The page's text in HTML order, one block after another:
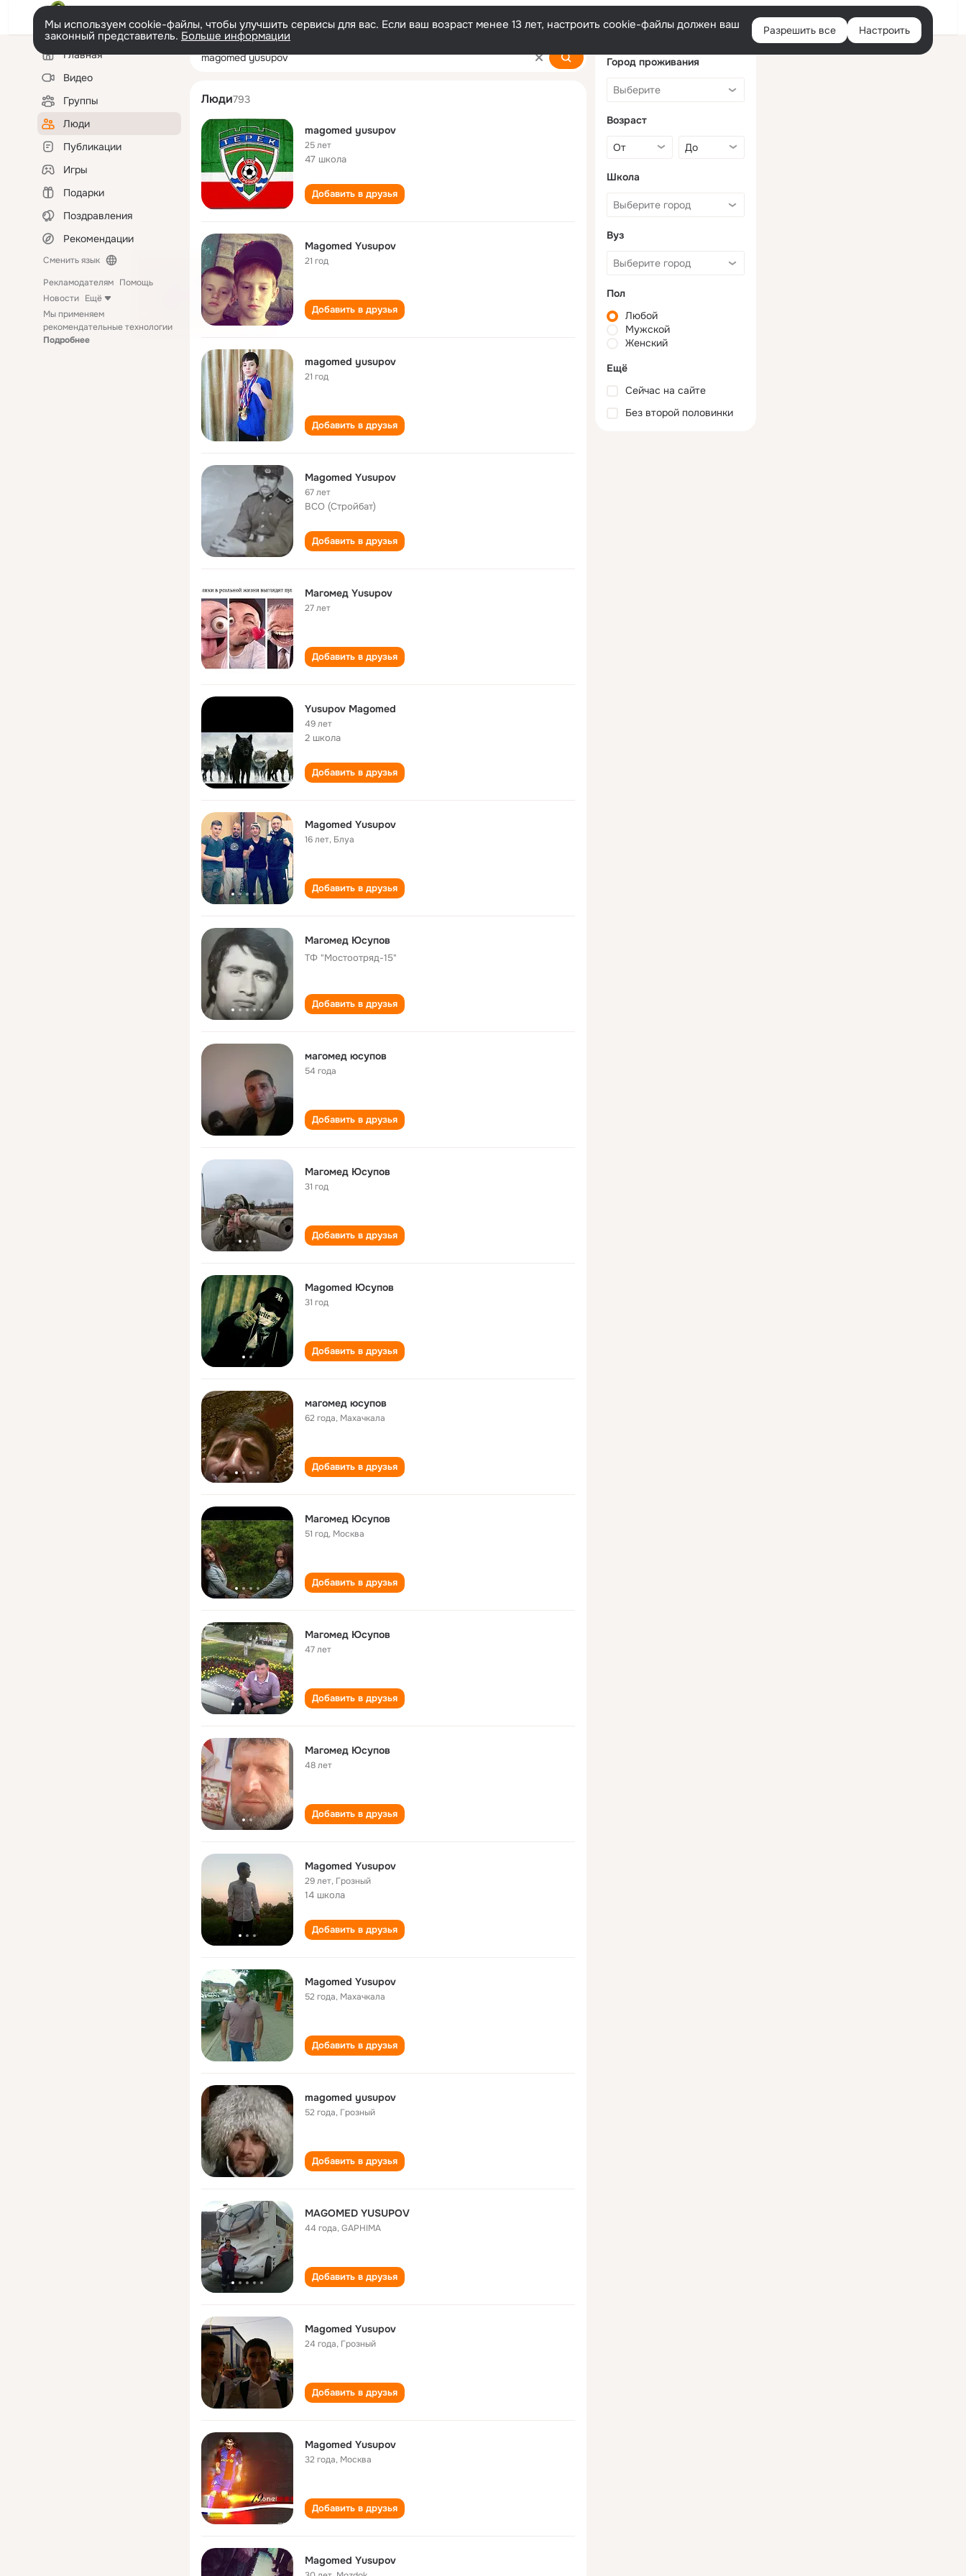
Войти
Мы используем cookie-файлы, чтобы улучшить сервисы для вас. Если ваш возраст менее 13 лет, настроить cookie-файлы должен ваш
законный представитель. Больше информации Разрешить все Настроить
Левая
колонкаГлавная
Видео
Группы
Люди
Публикации
Игры
Подарки
Поздравления
Рекомендации
Сменить язык
Рекламодателям Помощь
Новости Ещё
Мы применяем
рекомендательные технологии
Подробнее
magomed yusupov
Люди793
magomed yusupov
25 лет
47 школа
Добавить в друзья
Magomed Yusupov
21 год
Добавить в друзья
magomed yusupov
21 год
Добавить в друзья
Magomed Yusupov
67 лет
ВСО (Стройбат)
Добавить в друзья
Магомед Yusupov
27 лет
Добавить в друзья
Yusupov Magomed
49 лет
2 школа
Добавить в друзья
Magomed Yusupov
16 лет, Блуа
Добавить в друзья
Магомед Юсупов
ТФ "Мостоотряд-15"
Добавить в друзья
магомед юсупов
54 года
Добавить в друзья
Магомед Юсупов
31 год
Добавить в друзья
Magomed Юсупов
31 год
Добавить в друзья
магомед юсупов
62 года, Махачкала
Добавить в друзья
Магомед Юсупов
51 год, Москва
Добавить в друзья
Магомед Юсупов
47 лет
Добавить в друзья
Магомед Юсупов
48 лет
Добавить в друзья
Magomed Yusupov
29 лет, Грозный
14 школа
Добавить в друзья
Magomed Yusupov
52 года, Махачкала
Добавить в друзья
magomed yusupov
52 года, Грозный
Добавить в друзья
MAGOMED YUSUPOV
44 года,GAPHIMA
Добавить в друзья
Magomed Yusupov
24 года, Грозный
Добавить в друзья
Magomed Yusupov
32 года, Москва
Добавить в друзья
Magomed Yusupov
Город проживания
Возраст
Школа
Вуз
Пол
Любой
Мужской
Женский
Ещё
Сейчас на сайте
Без второй половинки